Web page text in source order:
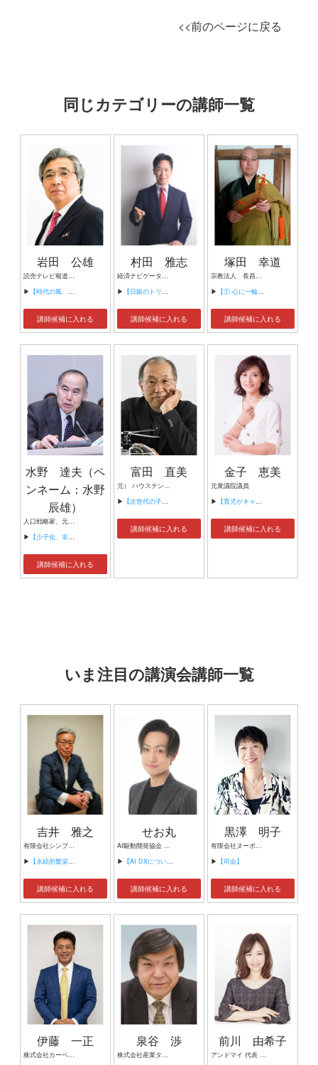
<<前のページに戻る
同じカテゴリーの講師一覧
岩田 公雄
読売テレビ報道局 特別解説委員
▶ 【時代の風 ～政治経済の変化を読む～】
講師候補に入れる
村田 雅志
経済ナビゲーター 経済評論家 金融アナリスト 元堂島取引所社長
▶ 【日銀のトリレンマと日本経済の未来 ～インフレ時代における資産格差拡大のリスクと対策～】
講師候補に入れる
塚田 幸道
宗教法人 長昌寺 副住職
▶ 【① 心に一輪の花を ～出会いと別れ～】
講師候補に入れる
水野 達夫（ペ
ンネーム：水野
辰雄）
▶ 【少子化、非婚化、後継者不足、人口減少に如何に対処するか】
講師候補に入れる
富田 直美
▶ 【次世代の子どもたちのためのDX デジタル技術に触れながら”考える力”を引き出そう】
講師候補に入れる
金子 恵美
元衆議院議員
▶ 【育児がキャリアとして評価される時代へ】
講師候補に入れる
いま注目の講演会講師一覧
吉井 雅之
有限会社シンプルタスク 代表取締役 習慣形成コンサルタント
▶ 【永続的繁栄の組織づくり】
講師候補に入れる
せお丸
▶ 【AI DXについて】
講師候補に入れる
黒澤 明子
▶ 【司会】
講師候補に入れる
伊藤 一正
株式会社カーベル代表取締役社長 プロレスラーカーベル伊藤
泉谷 渉
株式会社産業タイムズ社 代表取締役会長 半導体産業新聞 特別編集委員
前川 由希子
アンドマイ 代表 組織活性化コンサルタント